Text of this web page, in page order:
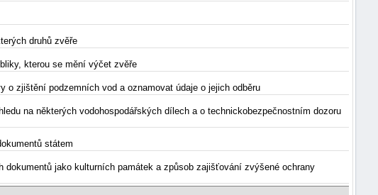
druhů zvěře
kterou se mění výčet zvěře
zjištění podzemních vod a oznamovat údaje o jejich odběru
na některých vodohospodářských dílech a o technickobezpečnostním dozoru
státem
jako kulturních památek a způsob zajišťování zvýšené ochrany